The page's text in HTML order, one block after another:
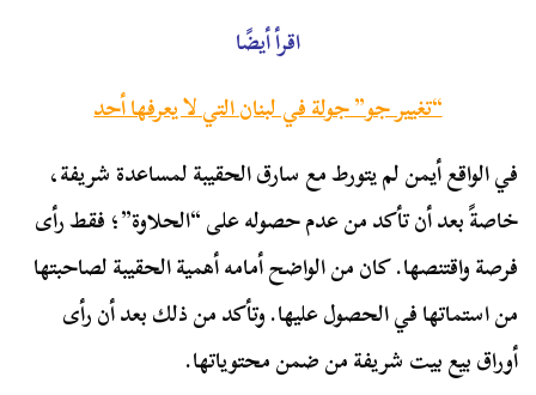
اقرأ أيضًا
“تغيير جو” جولة في لبنان التي لا يعرفها أحد
في الواقع أيمن لم يتورط مع سارق الحقيبة لمساعدة شريفة،
خاصةً بعد أن تأكد من عدم حصوله على “الحلاوة”؛ فقط رأى
فرصة واقتنصها. كان من الواضح أمامه أهمية الحقيبة لصاحبتها
من استماتها في الحصول عليها. وتأكد من ذلك بعد أن رأى
أوراق بيع بيت شريفة من ضمن محتوياتها.